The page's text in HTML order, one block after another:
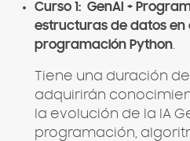
Curso 1: GenAI +
estructuras de datos en
programación Python.
Tiene una duración de
adquirirán
la evolución de la IA
programación,